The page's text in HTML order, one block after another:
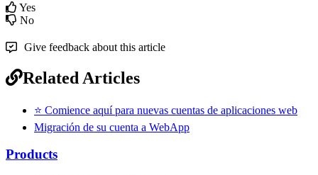
Yes
No
Give feedback about this article
Related Articles
⭐ Comience aquí para nuevas cuentas de aplicaciones web
Migración de su cuenta a WebApp
Products